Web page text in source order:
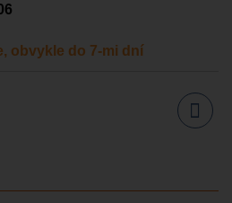
obvykle do 7-mi dní
Sdílet